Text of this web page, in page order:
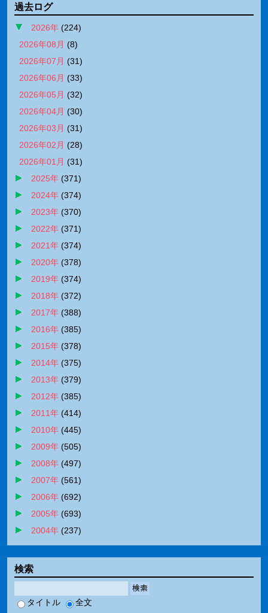
過去ログ
2026年 (224)
2026年08月 (8)
2026年07月 (31)
2026年06月 (33)
2026年05月 (32)
2026年04月 (30)
2026年03月 (31)
2026年02月 (28)
2026年01月 (31)
2025年 (371)
2024年 (374)
2023年 (370)
2022年 (371)
2021年 (374)
2020年 (378)
2019年 (374)
2018年 (372)
2017年 (388)
2016年 (385)
2015年 (378)
2014年 (375)
2013年 (379)
2012年 (385)
2011年 (414)
2010年 (445)
2009年 (505)
2008年 (497)
2007年 (561)
2006年 (692)
2005年 (693)
2004年 (237)
検索
検索
タイトル 全文